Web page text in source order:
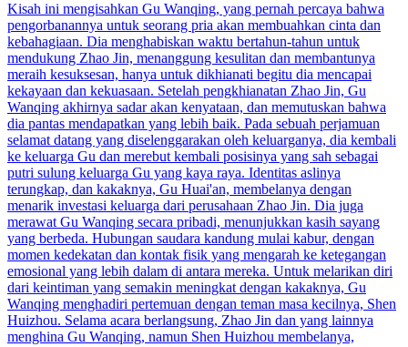
Kisah ini mengisahkan Gu Wanqing, yang pernah percaya bahwa
pengorbanannya untuk seorang pria akan membuahkan cinta dan
kebahagiaan. Dia menghabiskan waktu bertahun-tahun untuk
mendukung Zhao Jin, menanggung kesulitan dan membantunya
meraih kesuksesan, hanya untuk dikhianati begitu dia mencapai
kekayaan dan kekuasaan. Setelah pengkhianatan Zhao Jin, Gu
Wanqing akhirnya sadar akan kenyataan, dan memutuskan bahwa
dia pantas mendapatkan yang lebih baik. Pada sebuah perjamuan
selamat datang yang diselenggarakan oleh keluarganya, dia kembali
ke keluarga Gu dan merebut kembali posisinya yang sah sebagai
putri sulung keluarga Gu yang kaya raya. Identitas aslinya
terungkap, dan kakaknya, Gu Huai'an, membelanya dengan
menarik investasi keluarga dari perusahaan Zhao Jin. Dia juga
merawat Gu Wanqing secara pribadi, menunjukkan kasih sayang
yang berbeda. Hubungan saudara kandung mulai kabur, dengan
momen kedekatan dan kontak fisik yang mengarah ke ketegangan
emosional yang lebih dalam di antara mereka. Untuk melarikan diri
dari keintiman yang semakin meningkat dengan kakaknya, Gu
Wanqing menghadiri pertemuan dengan teman masa kecilnya, Shen
Huizhou. Selama acara berlangsung, Zhao Jin dan yang lainnya
menghina Gu Wanqing, namun Shen Huizhou membelanya,